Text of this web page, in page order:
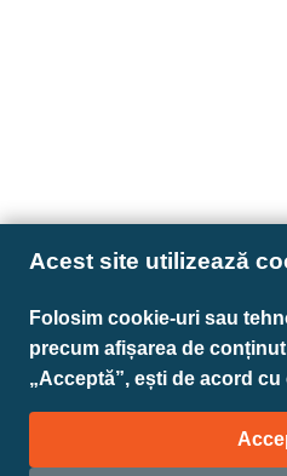
Acest site utilizează
Folosim cookie-uri sau
precum afișarea de
„Acceptă”, ești de acord